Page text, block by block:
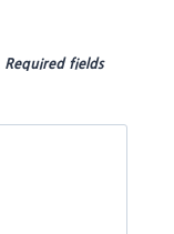
Required fields